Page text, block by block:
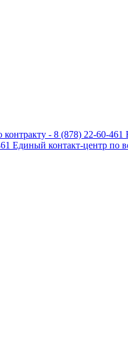
- 8 (878) 22-60-461
Единый контакт-центр по